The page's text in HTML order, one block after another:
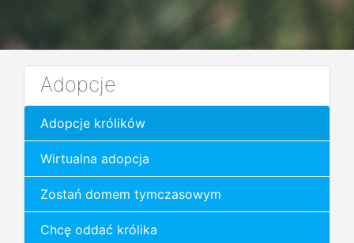
Adopcje
Adopcje królików
Wirtualna adopcja
Zostań domem tymczasowym
Chcę oddać królika